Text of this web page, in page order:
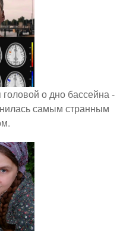
о дно бассейна -
самым странным